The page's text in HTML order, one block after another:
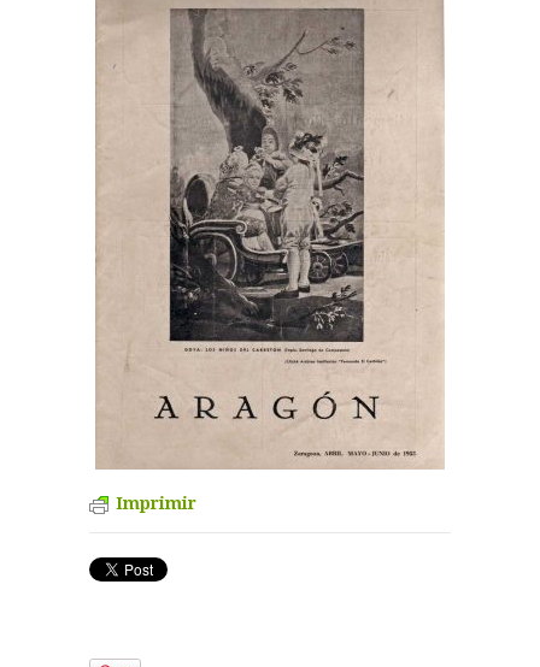
Imprimir